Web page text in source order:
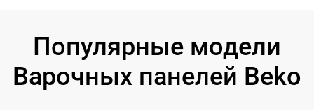
Популярные модели
Варочных панелей Beko